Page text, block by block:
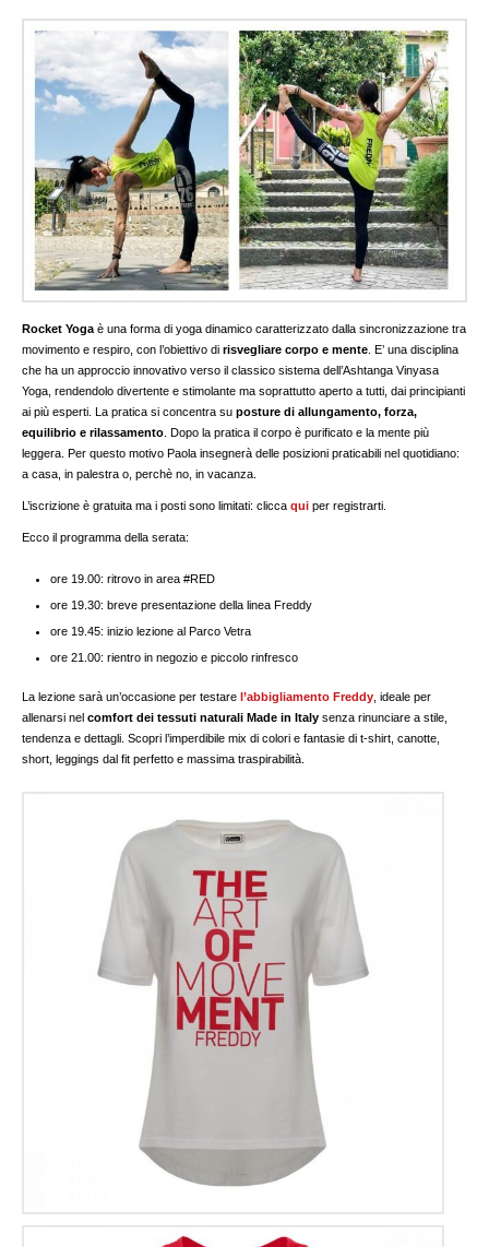
Rocket Yoga è una forma di yoga dinamico caratterizzato dalla sincronizzazione tra
movimento e respiro, con l’obiettivo dirisvegliare corpo e mente . E’ una disciplina
che ha un approccio innovativo verso il classico sistema dell’Ashtanga Vinyasa
Yoga, rendendolo divertente e stimolante ma soprattutto aperto a tutti, dai principianti
ai più esperti. La pratica si concentra suposture di allungamento, forza,
equilibrio e rilassamento . Dopo la pratica il corpo è purificato e la mente più
leggera. Per questo motivo Paola insegnerà delle posizioni praticabili nel quotidiano:
a casa, in palestra o, perchè no, in vacanza.
L’iscrizione è gratuita ma i posti sono limitati: cliccaqui per registrarti.
Ecco il programma della serata:
ore 19.00: ritrovo in area #RED
ore 19.30: breve presentazione della linea Freddy
ore 19.45: inizio lezione al Parco Vetra
ore 21.00: rientro in negozio e piccolo rinfresco
La lezione sarà un’occasione per testarel’abbigliamento Freddy , ideale per
allenarsi nel comfort dei tessuti naturali Made in Italy senza rinunciare a stile,
tendenza e dettagli. Scopri l’imperdibile mix di colori e fantasie di t-shirt, canotte,
short, leggings dal fit perfetto e massima traspirabilità.